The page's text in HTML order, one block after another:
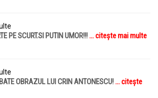
PE SCURT.SI PUTIN UMOR!!! ... citește mai multe
OBRAZUL LUI CRIN ANTONESCU! ... citește